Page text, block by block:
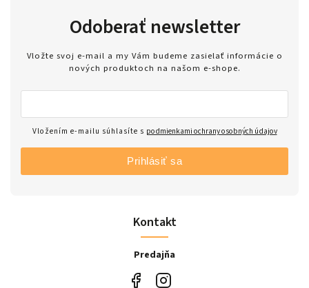
Kontakt
Predajňa
Odoberať newsletter
Vložte svoj e-mail a my Vám budeme zasielať informácie o
nových produktoch na našom e-shope.
Vložením e-mailu súhlasíte s podmienkami ochrany osobných údajov
Prihlásiť sa